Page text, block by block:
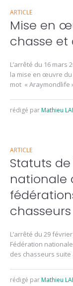
ARTICLE
Mise en
chasse
L’arrêté du 16 mars
la mise en œuvre
mot « Araymondlife
rédigé parMathieu
ARTICLE
Statuts
nationale
chasseurs
L’arrêté du 29
Fédération
des chasseurs
rédigé parMathieu